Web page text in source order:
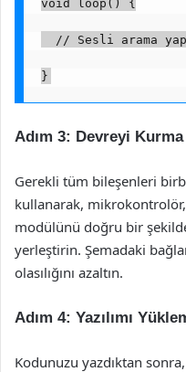
void loop() {
// Sesli arama
}
Adım 3: Devreyi Kurma
Gerekli tüm bileşenleri
kullanarak, mikrokontrolör,
modülünü doğru bir
yerleştirin. Şemadaki
olasılığını azaltın.
Adım 4: Yazılımı
Kodunuzu yazdıktan